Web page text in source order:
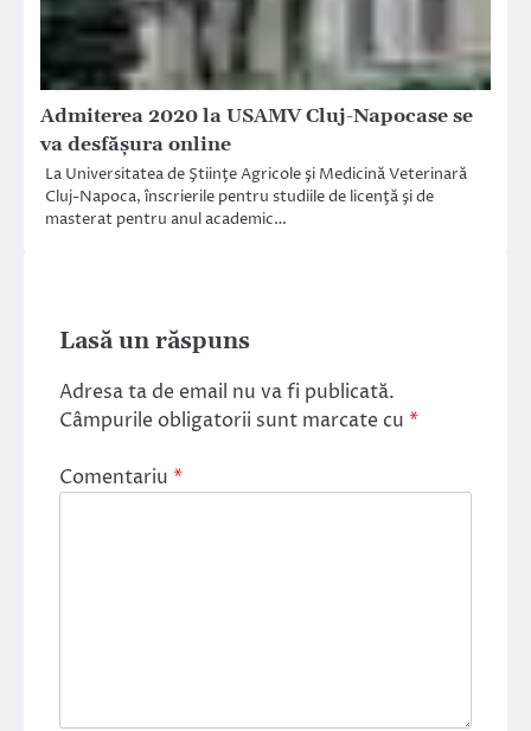
Admiterea 2020 la USAMV Cluj-Napocase se
va desfășura online
La Universitatea de Ştiinţe Agricole şi Medicină Veterinară
Cluj-Napoca, înscrierile pentru studiile de licenţă şi de
masterat pentru anul academic…
Lasă un răspuns
Adresa ta de email nu va fi publicată.
Câmpurile obligatorii sunt marcate cu *
Comentariu *